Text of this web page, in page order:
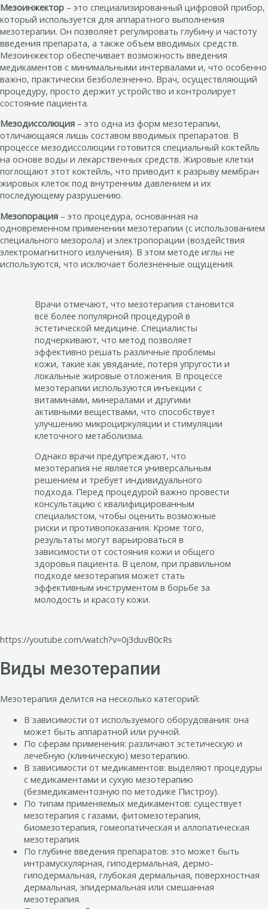
Мезоинжектор – это специализированный цифровой прибор,
который используется для аппаратного выполнения
мезотерапии. Он позволяет регулировать глубину и частоту
введения препарата, а также объем вводимых средств.
Мезоинжектор обеспечивает возможность введения
медикаментов с минимальными интервалами и, что особенно
важно, практически безболезненно. Врач, осуществляющий
процедуру, просто держит устройство и контролирует
состояние пациента.
Мезодиссолюция – это одна из форм мезотерапии,
отличающаяся лишь составом вводимых препаратов. В
процессе мезодиссолюции готовится специальный коктейль
на основе воды и лекарственных средств. Жировые клетки
поглощают этот коктейль, что приводит к разрыву мембран
жировых клеток под внутренним давлением и их
последующему разрушению.
Мезопорация – это процедура, основанная на
одновременном применении мезотерапии (с использованием
специального мезорола) и электропорации (воздействия
электромагнитного излучения). В этом методе иглы не
используются, что исключает болезненные ощущения.
Врачи отмечают, что мезотерапия становится
всё более популярной процедурой в
эстетической медицине. Специалисты
подчеркивают, что метод позволяет
эффективно решать различные проблемы
кожи, такие как увядание, потеря упругости и
локальные жировые отложения. В процессе
мезотерапии используются инъекции с
витаминами, минералами и другими
активными веществами, что способствует
улучшению микроциркуляции и стимуляции
клеточного метаболизма.
Однако врачи предупреждают, что
мезотерапия не является универсальным
решением и требует индивидуального
подхода. Перед процедурой важно провести
консультацию с квалифицированным
специалистом, чтобы оценить возможные
риски и противопоказания. Кроме того,
результаты могут варьироваться в
зависимости от состояния кожи и общего
здоровья пациента. В целом, при правильном
подходе мезотерапия может стать
эффективным инструментом в борьбе за
молодость и красоту кожи.
https://youtube.com/watch?v=0j3duvB0cRs
Виды мезотерапии
Мезотерапия делится на несколько категорий:
В зависимости от используемого оборудования: она
может быть аппаратной или ручной.
По сферам применения: различают эстетическую и
лечебную (клиническую) мезотерапию.
В зависимости от медикаментов: выделяют процедуры
с медикаментами и сухую мезотерапию
(безмедикаментозную по методике Пистроу).
По типам применяемых медикаментов: существует
мезотерапия с газами, фитомезотерапия,
биомезотерапия, гомеопатическая и аллопатическая
мезотерапия.
По глубине введения препаратов: это может быть
интрамускулярная, гиподермальная, дермо-
гиподермальная, глубокая дермальная, поверхностная
дермальная, эпидермальная или смешанная
мезотерапия.